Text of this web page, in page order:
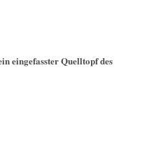
eingefasster Quelltopf des